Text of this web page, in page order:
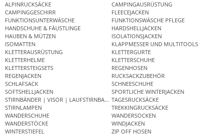
ALPINRUCKSÄCKE
CAMPINGAUSRÜSTUNG
CAMPINGGESCHIRR
FLEECEJACKEN
FUNKTIONSUNTERWÄSCHE
FUNKTIONSWÄSCHE PFLEGE
HANDSCHUHE & FÄUSTLINGE
HARDSHELLJACKEN
HAUBEN & MÜTZEN
ISOLATIONSJACKEN
ISOMATTEN
KLAPPMESSER UND MULTITOOLS
KLETTERAUSRÜSTUNG
KLETTERGURTE
KLETTERHELME
KLETTERSCHUHE
KLETTERSTEIGSETS
REGENHOSEN
REGENJACKEN
RUCKSACKZUBEHÖR
SCHLAFSACK
SCHNEESCHUHE
SOFTSHELLJACKEN
SPORTLICHE WINTERJACKEN
STIRNBÄNDER | VISOR | LAUFSTIRNBANDTAGESRUCKSÄCKE
STIRNLAMPEN
TREKKINGRUCKSÄCKE
WANDERSCHUHE
WANDERSOCKEN
WANDERSTÖCKE
WINDJACKEN
WINTERSTIEFEL
ZIP OFF HOSEN